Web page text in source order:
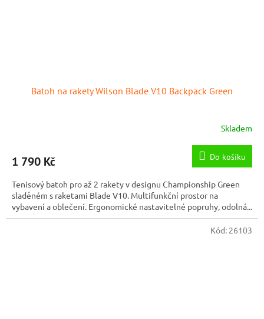
Batoh na rakety Wilson Blade V10 Backpack Green
Skladem
1 790 Kč Do košíku
Tenisový batoh pro až 2 rakety v designu Championship Green
sladěném s raketami Blade V10. Multifunkční prostor na
vybavení a oblečení. Ergonomické nastavitelné popruhy, odolná...
Kód: 26103